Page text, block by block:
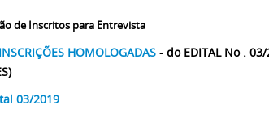
de Inscritos para Entrevista
HOMOLOGADAS - do EDITAL No . 03/
03/2019